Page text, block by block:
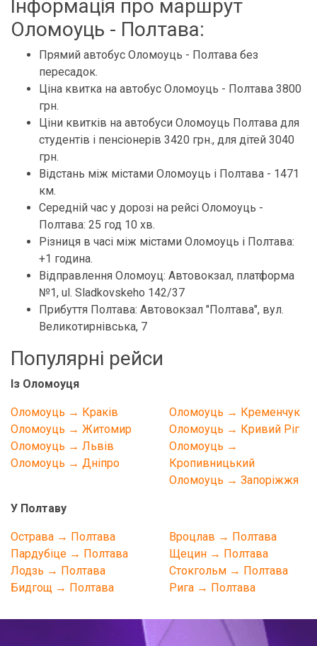
Інформація про маршрут
Оломоуць - Полтава:
Прямий автобус Оломоуць - Полтава без
пересадок.
Ціна квитка на автобус Оломоуць - Полтава 3800
грн.
Ціни квитків на автобуси Оломоуць Полтава для
студентів і пенсіонерів 3420 грн., для дітей 3040
грн.
Відстань між містами Оломоуць і Полтава - 1471
км.
Середній час у дорозі на рейсі Оломоуць -
Полтава: 25 год 10 хв.
Різниця в часі між містами Оломоуць і Полтава:
+1 година.
Відправлення Оломоуц: Автовокзал, платформа
№1, ul. Sladkovskeho 142/37
Прибуття Полтава: Автовокзал "Полтава", вул.
Великотирнівська, 7
Популярні рейси
Із Оломоуця
Оломоуць → Краків
Оломоуць → Житомир
Оломоуць → Львів
Оломоуць → Дніпро
Оломоуць → Кременчук
Оломоуць → Кривий Ріг
Оломоуць →
Кропивницький
Оломоуць → Запоріжжя
У Полтаву
Острава → Полтава
Пардубіце → Полтава
Лодзь → Полтава
Бидгощ → Полтава
Вроцлав → Полтава
Щецин → Полтава
Стокгольм → Полтава
Рига → Полтава